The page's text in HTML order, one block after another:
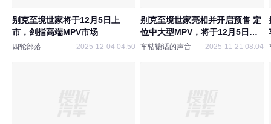
别克至境世家将于12月5日上
市，剑指高端MPV市场
四轮部落 2025-12-04 04:50
别克至境世家亮相并开启预售 定
位中大型MPV，将于12月5日上
市
车轱辘话的声音 2025-11-21 08:04